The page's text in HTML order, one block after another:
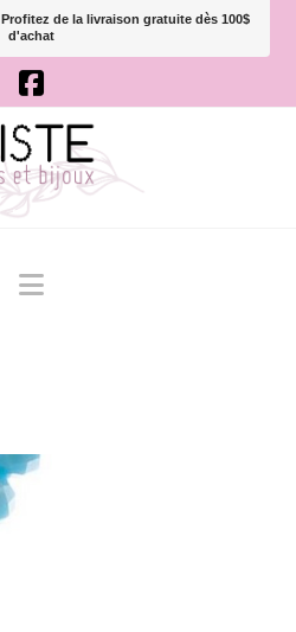
Profitez de la livraison gratuite dès 100$
d'achat
Navigation